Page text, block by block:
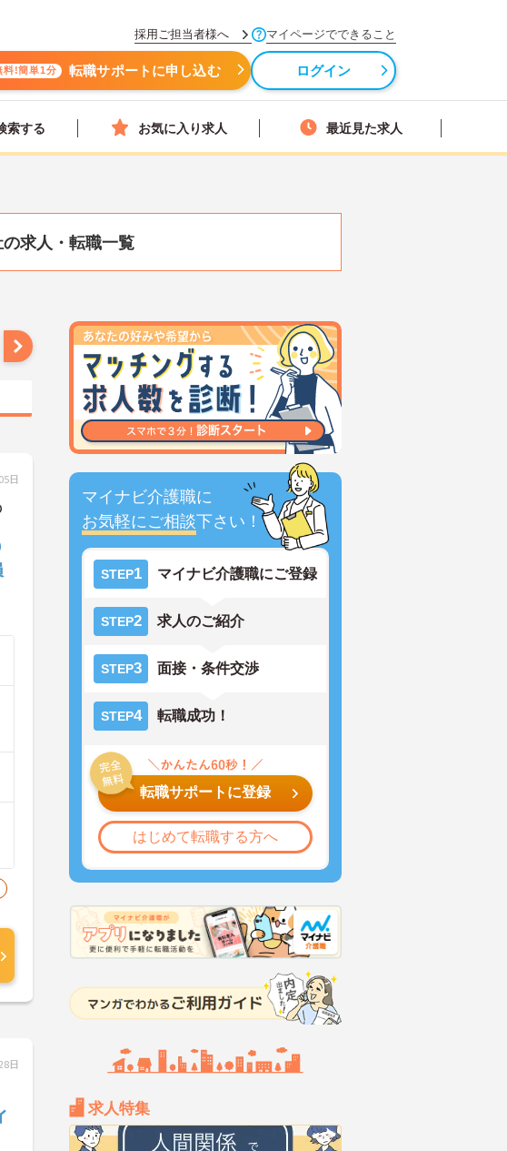
採用ご担当者様へ マイページでできること
料!簡単1分 転職サポートに申し込む ログイン
索する お気に入り求人 最近見た求人
求人・転職一覧
マイナビ介護職に
お気軽にご相談下さい！
STEP1 マイナビ介護職にご登録
STEP2 求人のご紹介
STEP3 面接・条件交渉
STEP4 転職成功！
転職サポートに登録
はじめて転職する方へ
求人特集
日
日